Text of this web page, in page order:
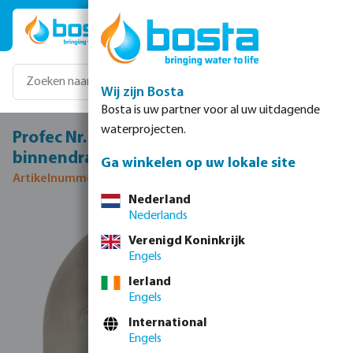
Ga naar de hoofdinhoud
Profec Nr. 92 Knie 90° RVS 316 3/4"
binnendraad x buitendraad 16bar
Artikelnummer 0080019
Afbeeldingengalerij overslaan
Wij zijn Bosta
Bosta is uw partner voor al uw uitdagende
waterprojecten.
Ga winkelen op uw lokale site
Nederland
Nederlands
Verenigd Koninkrijk
Engels
Ierland
Engels
International
Engels